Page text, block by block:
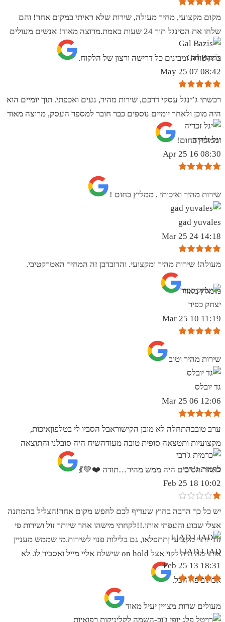
מקום מקצועי, מחיר מעולה, שירות שלא ראיתי במקום אחר! והם
שלחו את הסינגל תוך 24 שעות באמת.מרוצה מאוד! אנשים מעולים
בתקשורת ומבינים כל דרישה ורצון של הלקוח.
Gal Bazis
08:42 07 May 25
רכשתי ג’ינגל עסקי דרכם, שירות מהיר, נעים ואכפתי. תוך יומיים הוא
היה מוכן ולאחר יומיים נוספים כבר חובר למספר העסק, מרוצה מאוד
וממליץ בחום!
יגל זכריה
08:30 16 Apr 25
שירות מהיר ואיכותי , ממליץ בחום !
gad yuvales
14:18 24 Mar 25
מעולה! שירות מהיר ומקצועי. והדובדבן זה המחיר האטרקטיבי.
מומלץ מאוד
יצחק כפיר
11:19 10 Mar 25
שירות מהיר וטוב
גד יובלס
12:06 06 Mar 25
ערב טובבהתחלה לא מובן הקישוראבל הסביו לי בטלפוןאיכות,
מקצועיות ותטצאה סופית טובה מעודהשיח היה סובלני והתוצאה
לאחר הסיכום היה ממש מהיר…תודה ❤️💚💃
כרמית ג’רבי
10:02 18 Feb 25
יש כל כך הרבה בחוץ שעדיף לכם לחפש מקום אחר!הצליל בהמתנה
אצלי שבוע והעפתי אותו.!!לקחתי מישהו אחר שיותר זול ושירות פי
10 יותר מקצועי ןתתפלאו, גם בלילות פנוי לשירות.מי שממש מעניין
אותו מה היה לקוי אצל on hold שישלח אליי מייל ואסביר לו. לא
אכתוב פה הכל.
LIAD LIAD
18:31 13 Feb 25
מעולים שרות מצויין יעיל מאוד